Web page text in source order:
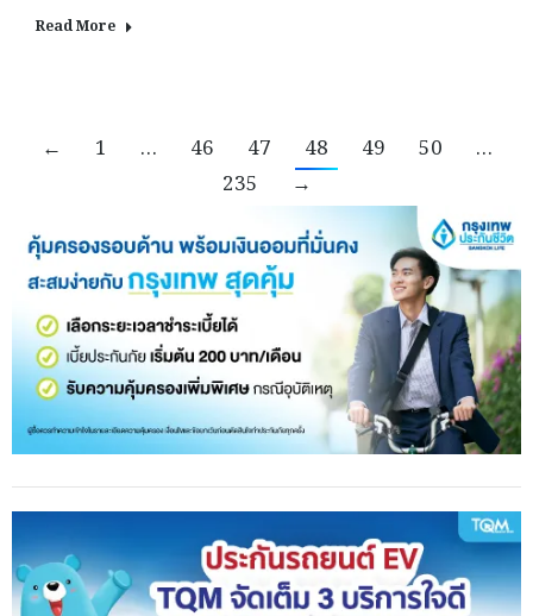
Read More
← 1 … 46 47 48 49 50
…
235
→